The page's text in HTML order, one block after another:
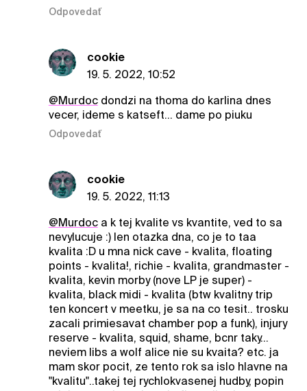
Odpovedať
cookie
19. 5. 2022, 10:52
@Murdocdondzi na thoma do karlina dnes
vecer, ideme s katseft... dame po piuku
Odpovedať
cookie
19. 5. 2022, 11:13
@Murdoca k tej kvalite vs kvantite, ved to sa
nevylucuje :) len otazka dna, co je to taa
kvalita :D u mna nick cave - kvalita, floating
points - kvalita!, richie - kvalita, grandmaster -
kvalita, kevin morby (nove LP je super) -
kvalita, black midi - kvalita (btw kvalitny trip
ten koncert v meetku, je sa na co tesit.. trosku
zacali primiesavat chamber pop a funk), injury
reserve - kvalita, squid, shame, bcnr taky...
neviem libs a wolf alice nie su kvaita? etc. ja
mam skor pocit, ze tento rok sa islo hlavne na
"kvalitu"..takej tej rychlokvasenej hudby, popin